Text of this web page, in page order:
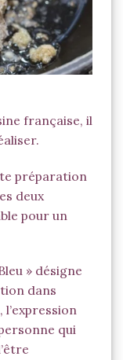
française, il
préparation
deux
pour un
» désigne
dans
qui